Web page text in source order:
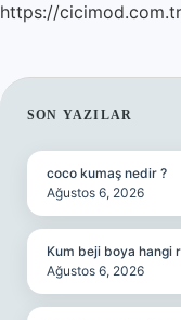
https://cicimod.com.tr
SON YAZILAR
coco kumaş nedir ?
Ağustos 6, 2026
Kum beji boya hangi
Ağustos 6, 2026